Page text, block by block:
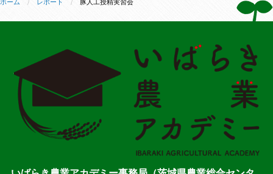
ホーム レポート 豚人工授精実習会